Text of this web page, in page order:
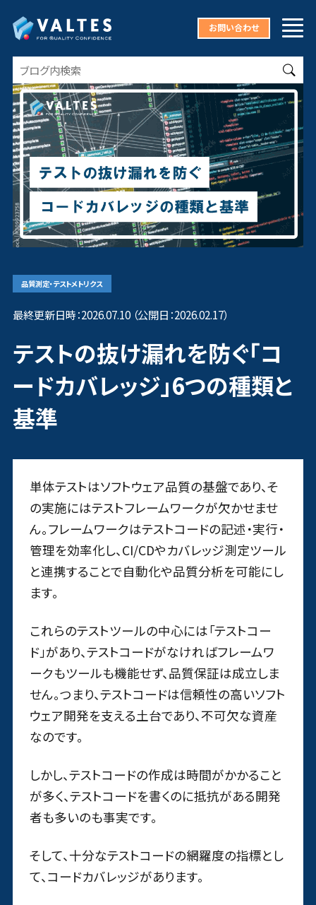
お問い合わせ
品質測定・テストメトリクス
最終更新日時：2026.07.10 （公開日：2026.02.17）
テストの抜け漏れを防ぐ「コ
ードカバレッジ」6つの種類と
基準
単体テストはソフトウェア品質の基盤であり、そ
の実施にはテストフレームワークが欠かせませ
ん。フレームワークはテストコードの記述・実行・
管理を効率化し、CI/CDやカバレッジ測定ツール
と連携することで自動化や品質分析を可能にし
ます。
これらのテストツールの中心には「テストコー
ド」があり、テストコードがなければフレームワ
ークもツールも機能せず、品質保証は成立しま
せん。つまり、テストコードは信頼性の高いソフト
ウェア開発を支える土台であり、不可欠な資産
なのです。
しかし、テストコードの作成は時間がかかること
が多く、テストコードを書くのに抵抗がある開発
者も多いのも事実です。
そして、十分なテストコードの網羅度の指標とし
て、コードカバレッジがあります。